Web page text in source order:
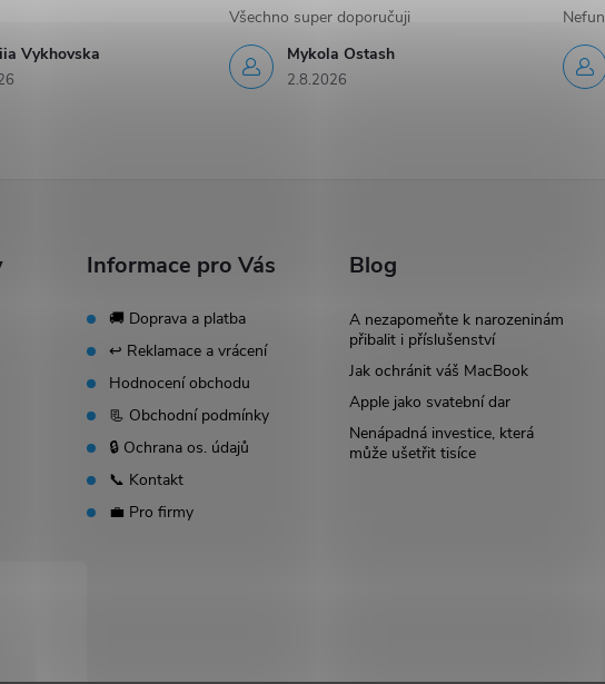
Vykhovska
Mykola Ostash
2.8.2026
Všechno super doporučuji
Informace pro Vás
🚚 Doprava a platba
↩️ Reklamace a vrácení
Hodnocení obchodu
📃 Obchodní podmínky
🔒 Ochrana os. údajů
📞 Kontakt
💼 Pro firmy
Blog
A nezapomeňte k narozeninám
přibalit i příslušenství
Jak ochránit váš MacBook
Apple jako svatební dar
Nenápadná investice, která
může ušetřit tisíce